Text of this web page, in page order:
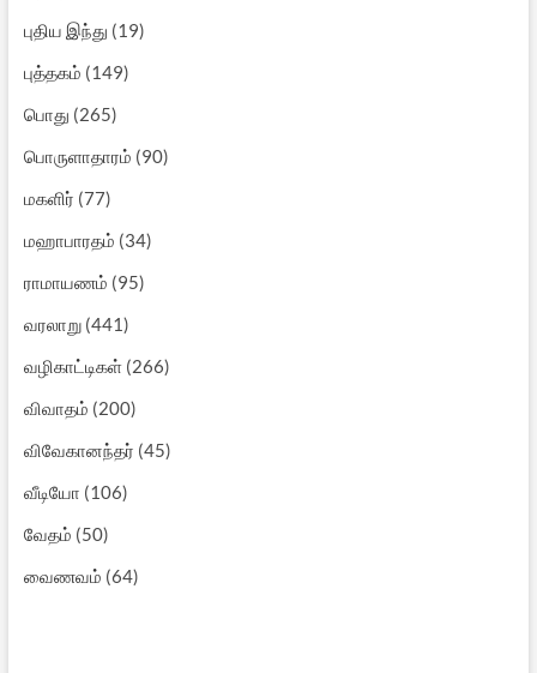
புதிய இந்து (19)
புத்தகம் (149)
பொது (265)
பொருளாதாரம் (90)
மகளிர் (77)
மஹாபாரதம் (34)
ராமாயணம் (95)
வரலாறு(441)
வழிகாட்டிகள்(266)
விவாதம் (200)
விவேகானந்தர் (45)
வீடியோ (106)
வேதம் (50)
வைணவம் (64)